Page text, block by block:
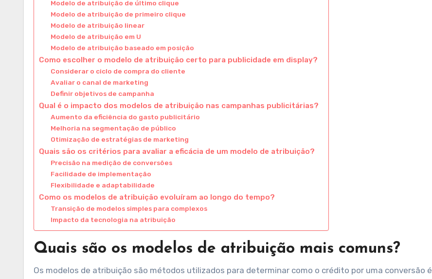
Modelo de atribuição de último clique
Modelo de atribuição de primeiro clique
Modelo de atribuição linear
Modelo de atribuição em U
Modelo de atribuição baseado em posição
Como escolher o modelo de atribuição certo para publicidade em display?
Considerar o ciclo de compra do cliente
Avaliar o canal de marketing
Definir objetivos de campanha
Qual é o impacto dos modelos de atribuição nas campanhas publicitárias?
Aumento da eficiência do gasto publicitário
Melhoria na segmentação de público
Otimização de estratégias de marketing
Quais são os critérios para avaliar a eficácia de um modelo de atribuição?
Precisão na medição de conversões
Facilidade de implementação
Flexibilidade e adaptabilidade
Como os modelos de atribuição evoluíram ao longo do tempo?
Transição de modelos simples para complexos
Impacto da tecnologia na atribuição
Quais são os modelos de atribuição mais comuns?
Os modelos de atribuição são métodos utilizados para determinar como o crédito por uma conversão é